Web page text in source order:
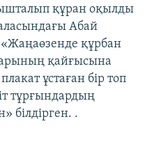
құран оқылды
Абай
құрбан
қайғысына
ұстаған бір топ
тұрғындардың
білдірген. .